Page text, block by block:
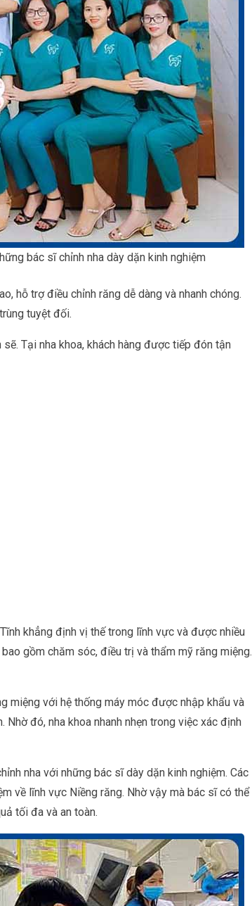
bác sĩ chỉnh nha dày dặn kinh nghiệm
hỗ trợ điều chỉnh răng dễ dàng và nhanh chóng.
tuyệt đối.
Tại nha khoa, khách hàng được tiếp đón tận
khẳng định vị thế trong lĩnh vực và được nhiều
gồm chăm sóc, điều trị và thẩm mỹ răng miệng.
miệng với hệ thống máy móc được nhập khẩu và
Nhờ đó, nha khoa nhanh nhẹn trong việc xác định
nha với những bác sĩ dày dặn kinh nghiệm. Các
về lĩnh vực Niềng răng. Nhờ vậy mà bác sĩ có thể
tối đa và an toàn.